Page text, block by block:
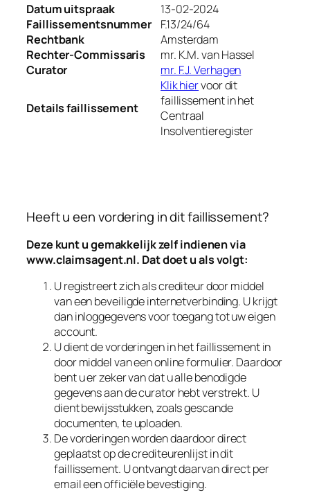
Datum uitspraak
13-02-2024
Faillissementsnummer
F.13/24/64
Rechtbank
Amsterdam
Rechter-Commissaris
mr. K.M. van Hassel
Curator
mr. F.J. Verhagen
Details faillissement
Klik hiervoor dit
faillissement in het
Centraal
Insolventieregister
Heeft u een vordering in dit faillissement?
Deze kunt u gemakkelijk zelf indienen via
www.claimsagent.nl. Dat doet u als volgt:
U registreert zich als crediteur door middel
van een beveiligde internetverbinding. U krijgt
dan inloggegevens voor toegang tot uw eigen
account.
U dient de vorderingen in het faillissement in
door middel van een online formulier. Daardoor
bent u er zeker van dat u alle benodigde
gegevens aan de curator hebt verstrekt. U
dient bewijsstukken, zoals gescande
documenten, te uploaden.
De vorderingen worden daardoor direct
geplaatst op de crediteurenlijst in dit
faillissement. U ontvangt daarvan direct per
email een officiële bevestiging.